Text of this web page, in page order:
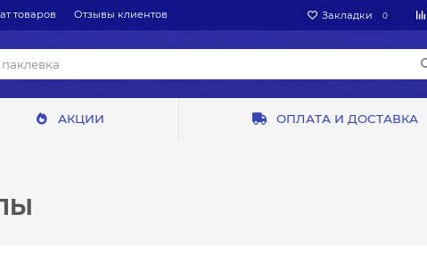
товаров Отзывы клиентов Закладки 0
АКЦИИ ОПЛАТА И ДОСТАВКА